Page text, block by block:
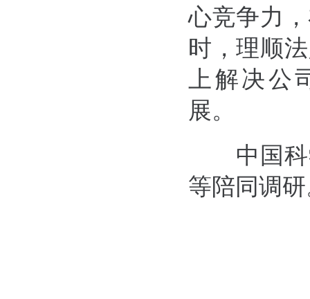
心竞争力
时，理顺
上解决公
展。
中国
等陪同调研